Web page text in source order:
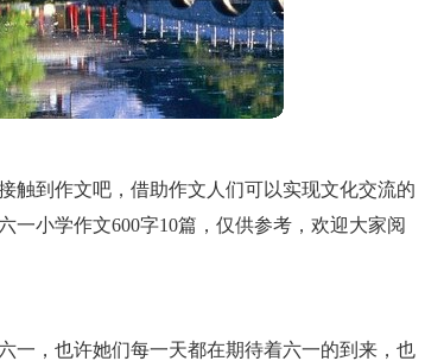
触到作文吧，借助作文人们可以实现文化交流的
一小学作文600字10篇，仅供参考，欢迎大家阅
一，也许她们每一天都在期待着六一的到来，也